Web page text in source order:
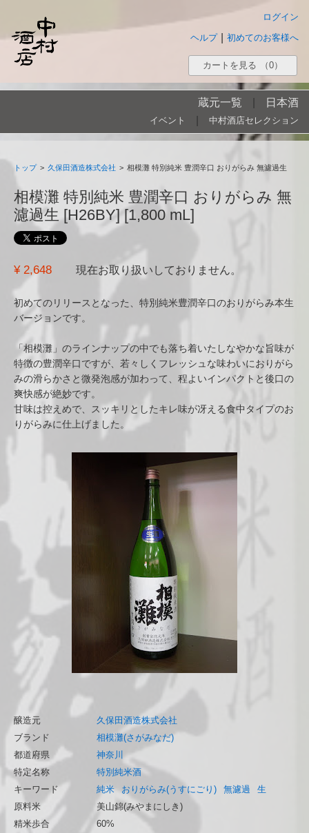
ログイン
初めてのお客様へ
ヘルプ
カートを見る （0）
蔵元一覧 日本酒
イベント 中村酒店セレクション
トップ > 久保田酒造株式会社 > 相模灘 特別純米 豊潤辛口 おりがらみ 無濾過生
相模灘 特別純米 豊潤辛口 おりがらみ 無
濾過生 [H26BY] [1,800 mL]
¥ 2,648 現在お取り扱いしておりません。
初めてのリリースとなった、特別純米豊潤辛口のおりがらみ本生
バージョンです。
「相模灘」のラインナップの中でも落ち着いたしなやかな旨味が
特徴の豊潤辛口ですが、若々しくフレッシュな味わいにおりがら
みの滑らかさと微発泡感が加わって、程よいインパクトと後口の
爽快感が絶妙です。
甘味は控えめで、スッキリとしたキレ味が冴える食中タイプのお
りがらみに仕上げました。
醸造元
久保田酒造株式会社
ブランド
相模灘(さがみなだ)
都道府県
神奈川
特定名称
特別純米酒
キーワード
純米 おりがらみ(うすにごり) 無濾過
生
原料米
美山錦(みやまにしき)
精米歩合
60%